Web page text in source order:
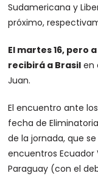
Sudamericana y
próximo,
El martes 16, pero
recibirá a Brasil en
Juan.
El encuentro ante
fecha de
de la jornada, que se
encuentros Ecuador
Paraguay (con el